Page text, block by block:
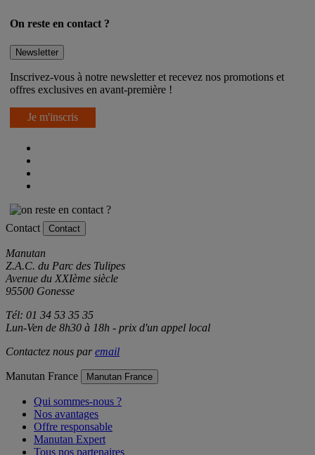
Inscrivez-vous à notre newsletter et recevez nos promotions et
Je m'inscris
Manutan
Z.A.C. du Parc des Tulipes
Avenue du XXIème siècle
Tél: 01 34 53 35 35
Qui sommes-nous ?
Nos avantages
Offre responsable
Manutan Expert